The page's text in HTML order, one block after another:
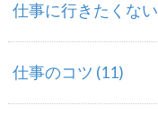
仕事に行きたくない
仕事のコツ (11)